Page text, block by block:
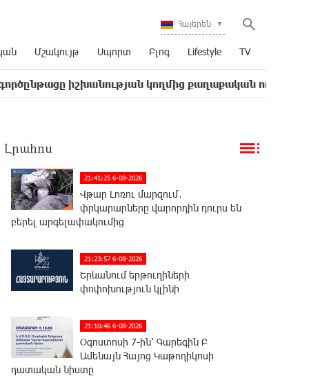
Հայերեն
Մշակույթ Սպորտ Բլոգ Lifestyle TV
կողմից քաղաքական ուղիղ
Լրահոս
21:41:25 6-08-2026
Վթար Լոռու մարզում․
փրկարարները վարորդին դուրս են
բերել արգելափակումից
21:23:57 6-08-2026
Երևանում երթուղիների
փոփոխություն կլինի
21:10:46 6-08-2026
Օգոստոսի 7-ին՝ Գարեգին Բ
Ամենայն Հայոց Կաթողիկոսի
դատական նիստը